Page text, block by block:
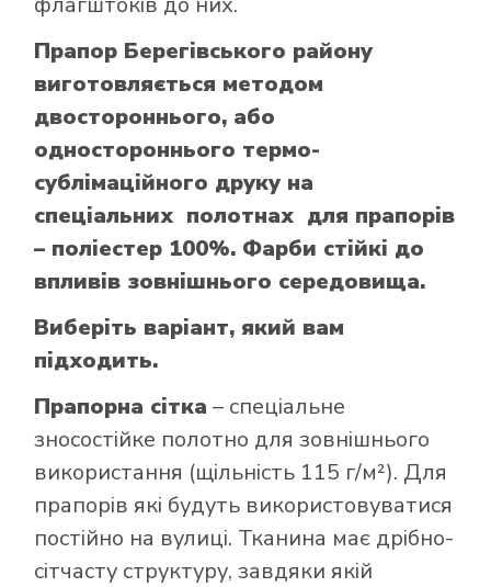
Прапор Берегівського району
виготовляється методом
двостороннього, або
одностороннього термо-
сублімаційного друку на
спеціальних полотнах для прапорів
– поліестер 100%. Фарби стійкі до
впливів зовнішнього середовища.
Виберіть варіант, який вам
підходить.
Прапорна сітка – спеціальне
зносостійке полотно для зовнішнього
використання (щільність 115 г/м²). Для
прапорів які будуть використовуватися
постійно на вулиці. Тканина має дрібно-
сітчасту структуру, завдяки якій